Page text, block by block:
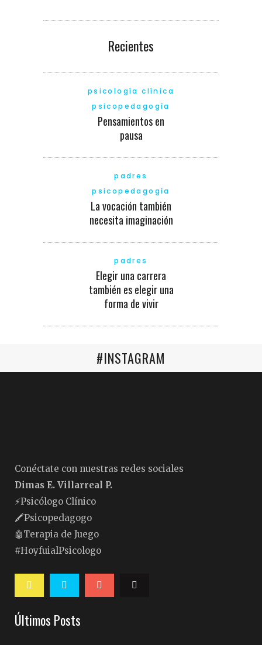
Recientes
psicología clínica
psicopedagogía
Pensamientos en
pausa
padres
psicopedagogía
La vocación también
necesita imaginación
padres
Elegir una carrera
también es elegir una
forma de vivir
#INSTAGRAM
Conéctate con nuestras redes sociales
Dimas E. Villarreal P.
⚡️Psicólogo Clínico
🖍Psicopedagogo
🤖Terapia de Juego
#HoyfuialPsicologo
Últimos Posts